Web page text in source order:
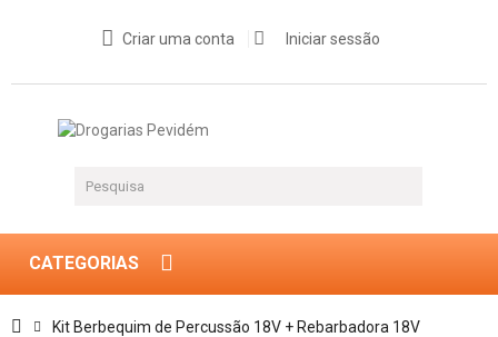
Criar uma conta Iniciar sessão
CATEGORIAS
Kit Berbequim de Percussão 18V + Rebarbadora 18V